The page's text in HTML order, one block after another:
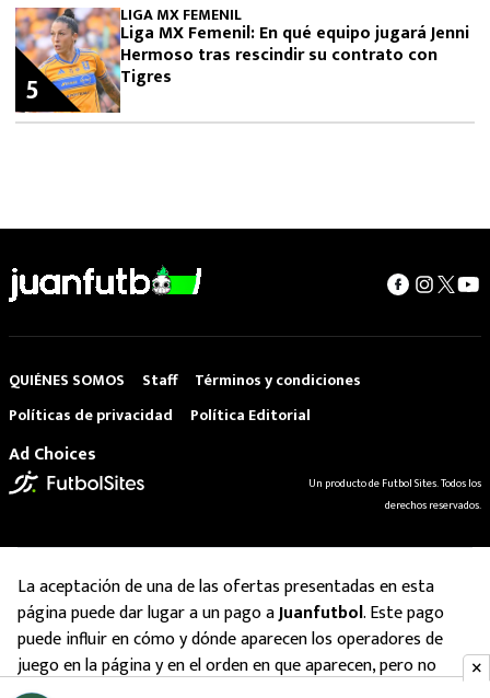
LIGA MX FEMENIL
Liga MX Femenil: En qué equipo jugará Jenni
Hermoso tras rescindir su contrato con
Tigres
5
QUIÉNES SOMOS Staff
Términos y condiciones
Políticas de privacidad
Política Editorial
Ad Choices
Un producto de Futbol Sites. Todos los
derechos reservados.
La aceptación de una de las ofertas presentadas en esta
página puede dar lugar a un pago aJuanfutbol. Este pago
puede influir en cómo y dónde aparecen los operadores de
juego en la página y en el orden en que aparecen, pero no
influye en nuestras evaluaciones.